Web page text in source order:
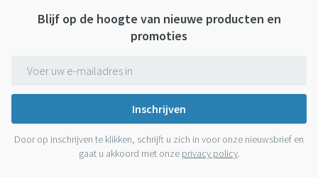
Blijf op de hoogte van nieuwe producten en
promoties
Inschrijven
Door op inschrijven te klikken, schrijft u zich in voor onze nieuwsbrief en
gaat u akkoord met onze privacy policy.